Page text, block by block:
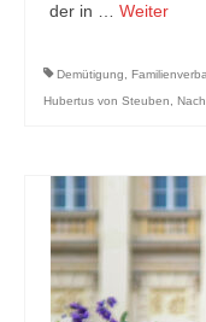
der in … Weiter
Demütigung
Hubertus von Steuben